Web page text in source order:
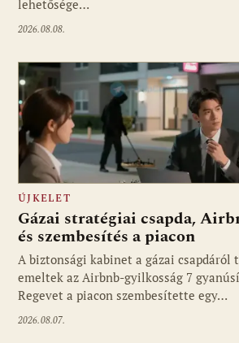
lehetősége…
2026.08.08.
ÚJKELET
Gázai stratégiai csapda,
és szembesítés a piacon
A biztonsági kabinet a gázai csapdáról
emeltek az Airbnb-gyilkosság 7
Regevet a piacon szembesítette egy…
2026.08.07.